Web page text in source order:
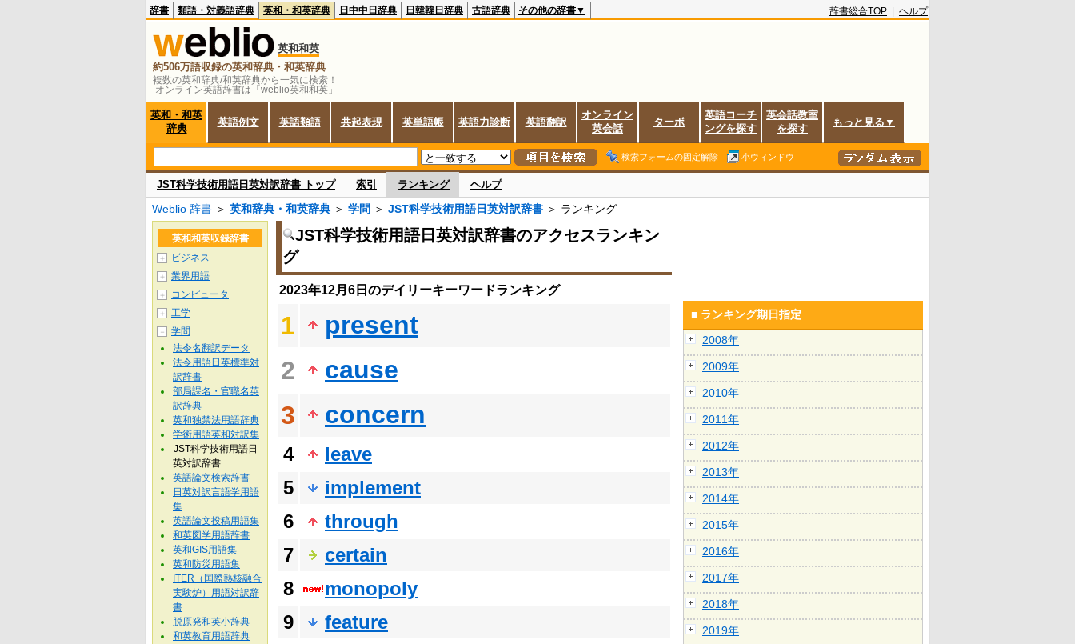
複数の英和辞典/和英辞典から一気に検索！
オンライン英語辞書は「weblio英和和英」
辞書 類語・対義語辞典 英和・和英辞典 日中中日辞典 日韓韓日辞典 古語辞典 その他の辞書▼ 辞書総合TOP ヘルプ
英和和英
約506万語収録の英和辞典・和英辞典
英和・和英
辞典
英語例文 英語類語 共起表現 英単語帳 英語力診断 英語翻訳
オンライン
英会話
ターボ
英語コーチ
ングを探す
英会話教室
を探す
もっと見る▼
検索フォームの固定解除 小ウィンドウ
JST科学技術用語日英対訳辞書 トップ 索引 ランキング ヘルプ
Weblio 辞書 ＞ 英和辞典・和英辞典 ＞ 学問 ＞ JST科学技術用語日英対訳辞書 ＞ ランキング
JST科学技術用語日英対訳辞書のアクセスランキン
グ
2023年12月6日のデイリーキーワードランキング
1
present
2
cause
3
concern
4
leave
5
implement
6
through
7
certain
8
monopoly
9
feature
英和和英収録辞書
＋ ビジネス
＋ 業界用語
＋ コンピュータ
＋ 工学
－
学問
法令名翻訳データ
法令用語日英標準対
訳辞書
部局課名・官職名英
訳辞典
英和独禁法用語辞典
学術用語英和対訳集
JST科学技術用語日
英対訳辞書
英語論文検索辞書
日英対訳言語学用語
集
英語論文投稿用語集
和英図学用語辞書
英和GIS用語集
英和防災用語集
ITER（国際熱核融合
実験炉）用語対訳辞
書
脱原発和英小辞典
和英教育用語辞典
■ ランキング期日指定
2008年
2009年
2010年
2011年
2012年
2013年
2014年
2015年
2016年
2017年
2018年
2019年